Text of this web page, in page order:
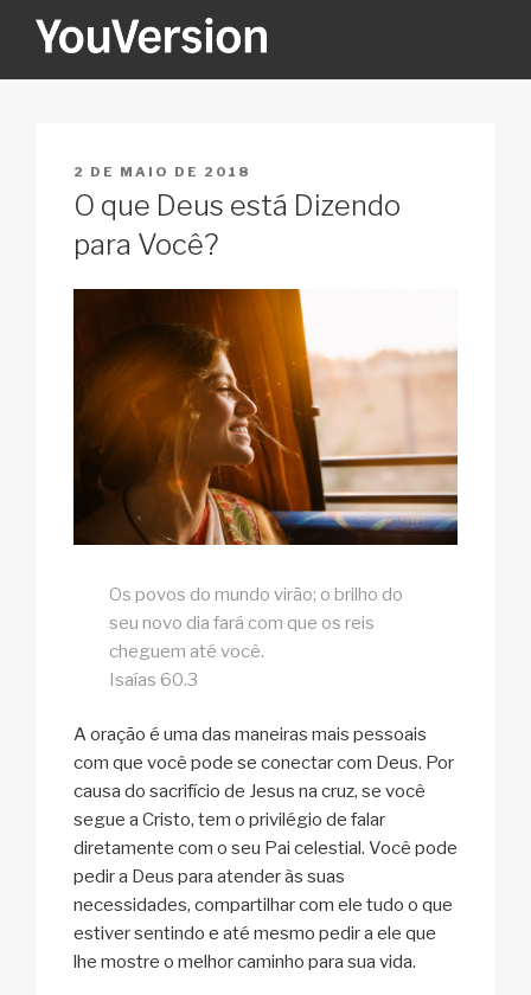
YOUVERSION
PUBLICADO
EM
2 DE MAIO DE 2018
O que Deus está Dizendo
para Você?
Os povos do mundo virão; o brilho do
seu novo dia fará com que os reis
cheguem até você.
Isaías 60.3
A oração é uma das maneiras mais pessoais
com que você pode se conectar com Deus. Por
causa do sacrifício de Jesus na cruz, se você
segue a Cristo, tem o privilégio de falar
diretamente com o seu Pai celestial. Você pode
pedir a Deus para atender às suas
necessidades, compartilhar com ele tudo o que
estiver sentindo e até mesmo pedir a ele que
lhe mostre o melhor caminho para sua vida.